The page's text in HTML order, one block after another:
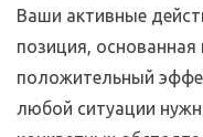
Ваши активные
позиция, основанная
положительный
любой ситуации